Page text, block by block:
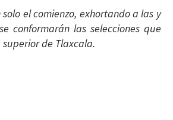
el comienzo, exhortando a las y
conformarán las selecciones que
de Tlaxcala.